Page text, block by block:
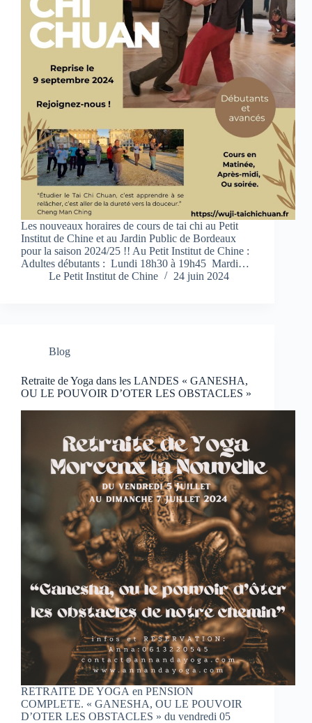
Les nouveaux horaires de cours de tai chi au Petit
Institut de Chine et au Jardin Public de Bordeaux
pour la saison 2024/25 !! Au Petit Institut de Chine :
Adultes débutants : ​ Lundi 18h30 à 19h45 ​​ Mardi…
Le Petit Institut de Chine
24 juin 2024
Blog
Retraite de Yoga dans les LANDES « GANESHA,
OU LE POUVOIR D’OTER LES OBSTACLES »
RETRAITE DE YOGA en PENSION
COMPLETE. « GANESHA, OU LE POUVOIR
D’OTER LES OBSTACLES » du vendredi 05